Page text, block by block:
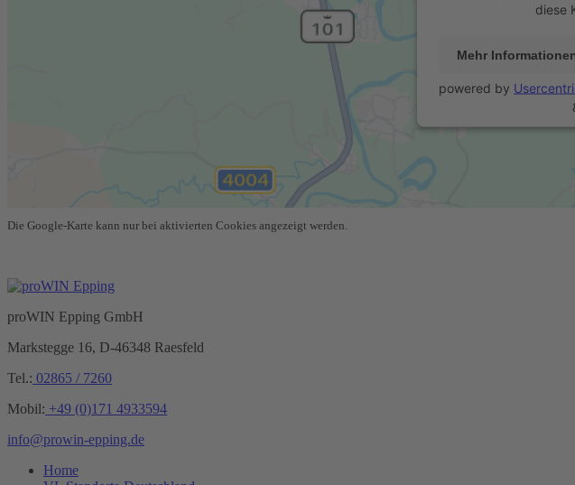
diese
Mehr
powered by
Die Google-Karte kann nur bei aktivierten Cookies angezeigt werden.
proWIN Epping GmbH
Markstegge 16, D-46348 Raesfeld
Tel.: 02865 / 7260
Mobil: +49 (0)171 4933594
info@prowin-epping.de
Home